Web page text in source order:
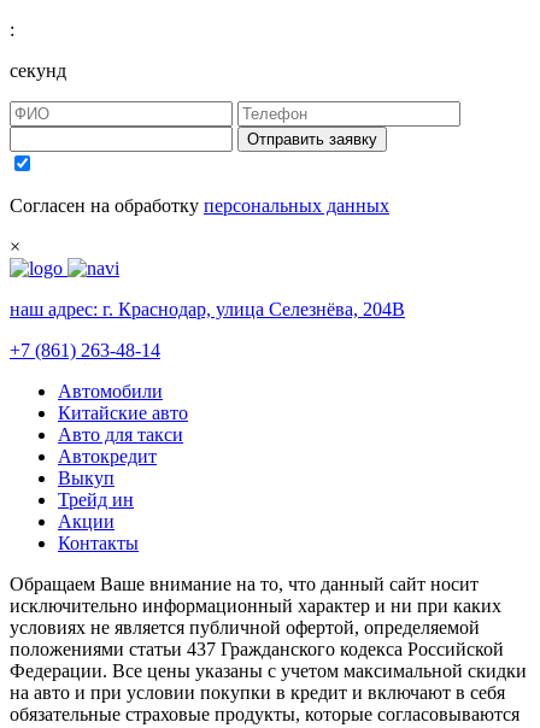
:
секунд
Отправить заявку
Согласен на обработку персональных данных
×
наш адрес: г. Краснодар, улица Селезнёва, 204В
+7 (861) 263-48-14
Автомобили
Китайские авто
Авто для такси
Автокредит
Выкуп
Трейд ин
Акции
Контакты
Обращаем Ваше внимание на то, что данный сайт носит
исключительно информационный характер и ни при каких
условиях не является публичной офертой, определяемой
положениями статьи 437 Гражданского кодекса Российской
Федерации. Все цены указаны с учетом максимальной скидки
на авто и при условии покупки в кредит и включают в себя
обязательные страховые продукты, которые согласовываются